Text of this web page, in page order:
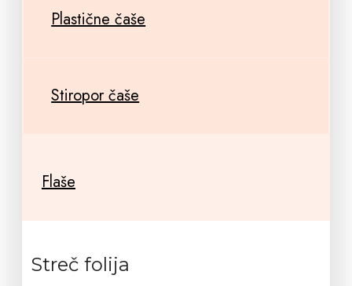
Plastične čaše
Stiropor čaše
Flaše
Streč folija